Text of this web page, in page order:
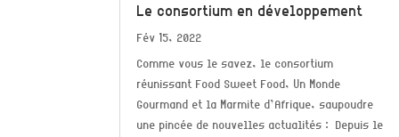
Le consortium en développement
Fév 15, 2022
Comme vous le savez, le consortium
réunissant Food Sweet Food, Un Monde
Gourmand et la Marmite d’Afrique, saupoudre
une pincée de nouvelles actualités : Depuis le